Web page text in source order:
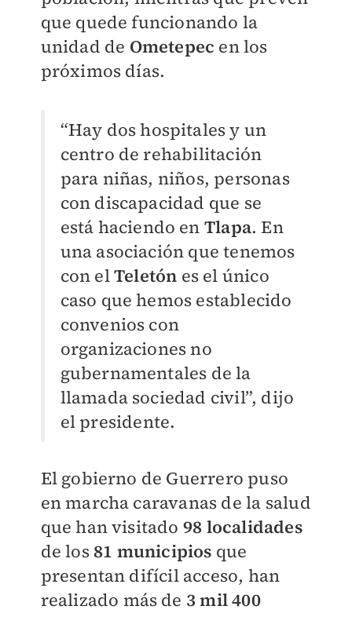
que quede funcionando la
unidad de Ometepec en los
próximos días.
“Hay dos hospitales y un
centro de rehabilitación
para niñas, niños, personas
con discapacidad que se
está haciendo en Tlapa. En
una asociación que tenemos
con elTeletón es el único
caso que hemos establecido
convenios con
organizaciones no
gubernamentales de la
llamada sociedad civil”, dijo
el presidente.
El gobierno de Guerrero puso
en marcha caravanas de la salud
que han visitado 98 localidades
de los 81 municipios que
presentan difícil acceso, han
realizado más de 3 mil 400